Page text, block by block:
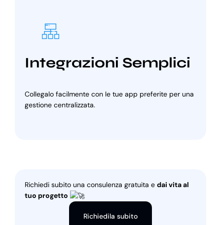
Integrazioni Semplici
Collegalo facilmente con le tue app preferite per una
gestione centralizzata.
Richiedi subito una consulenza gratuita e dai vita al
tuo progetto
Richiedila subito